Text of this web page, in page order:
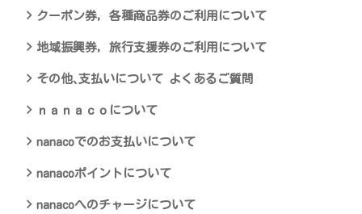
クーポン券，各種商品券のご利用について
地域振興券，旅行支援券のご利用について
その他､支払いについて よくあるご質問
ｎａｎａｃｏについて
nanacoでのお支払いについて
nanacoポイントについて
nanacoへのチャージについて